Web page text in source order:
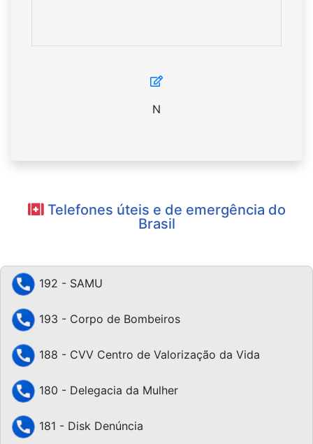
N
Telefones úteis e de emergência do
Brasil
192 - SAMU
193 - Corpo de Bombeiros
188 - CVV Centro de Valorização da Vida
180 - Delegacia da Mulher
181 - Disk Denúncia